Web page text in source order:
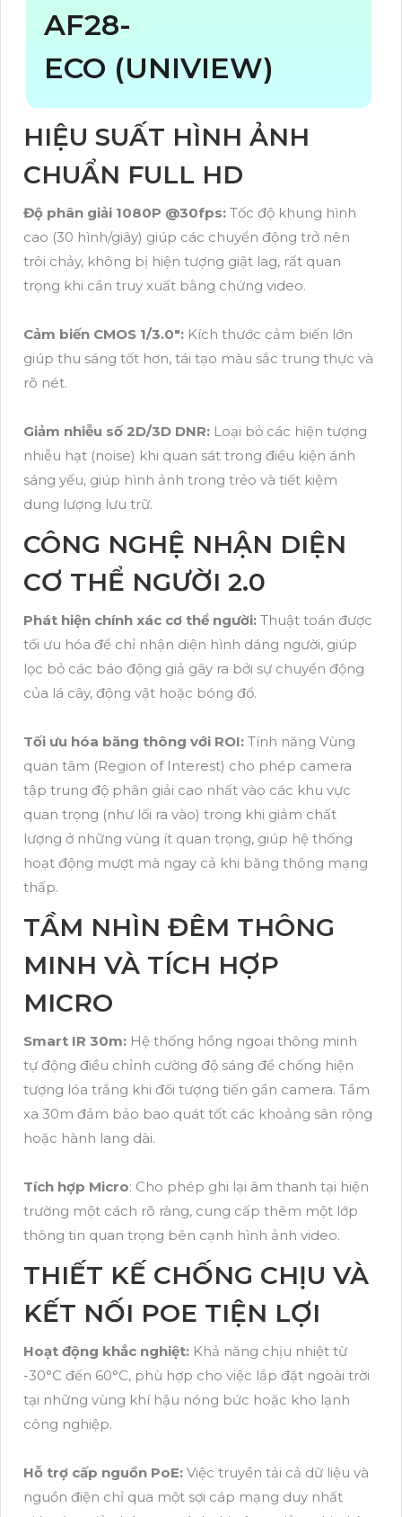
AF28-
ECO (UNIVIEW)
HIỆU SUẤT HÌNH ẢNH
CHUẨN FULL HD
Độ phân giải 1080P @30fps: Tốc độ khung hình
cao (30 hình/giây) giúp các chuyển động trở nên
trôi chảy, không bị hiện tượng giật lag, rất quan
trọng khi cần truy xuất bằng chứng video.
Cảm biến CMOS 1/3.0": Kích thước cảm biến lớn
giúp thu sáng tốt hơn, tái tạo màu sắc trung thực và
rõ nét.
Giảm nhiễu số 2D/3D DNR: Loại bỏ các hiện tượng
nhiễu hạt (noise) khi quan sát trong điều kiện ánh
sáng yếu, giúp hình ảnh trong trẻo và tiết kiệm
dung lượng lưu trữ.
CÔNG NGHỆ NHẬN DIỆN
CƠ THỂ NGƯỜI 2.0
Phát hiện chính xác cơ thể người: Thuật toán được
tối ưu hóa để chỉ nhận diện hình dáng người, giúp
lọc bỏ các báo động giả gây ra bởi sự chuyển động
của lá cây, động vật hoặc bóng đổ.
Tối ưu hóa băng thông với ROI: Tính năng Vùng
quan tâm (Region of Interest) cho phép camera
tập trung độ phân giải cao nhất vào các khu vực
quan trọng (như lối ra vào) trong khi giảm chất
lượng ở những vùng ít quan trọng, giúp hệ thống
hoạt động mượt mà ngay cả khi băng thông mạng
thấp.
TẦM NHÌN ĐÊM THÔNG
MINH VÀ TÍCH HỢP
MICRO
Smart IR 30m: Hệ thống hồng ngoại thông minh
tự động điều chỉnh cường độ sáng để chống hiện
tượng lóa trắng khi đối tượng tiến gần camera. Tầm
xa 30m đảm bảo bao quát tốt các khoảng sân rộng
hoặc hành lang dài.
Tích hợp Micro: Cho phép ghi lại âm thanh tại hiện
trường một cách rõ ràng, cung cấp thêm một lớp
thông tin quan trọng bên cạnh hình ảnh video.
THIẾT KẾ CHỐNG CHỊU VÀ
KẾT NỐI POE TIỆN LỢI
Hoạt động khắc nghiệt: Khả năng chịu nhiệt từ
-30°C đến 60°C, phù hợp cho việc lắp đặt ngoài trời
tại những vùng khí hậu nóng bức hoặc kho lạnh
công nghiệp.
Hỗ trợ cấp nguồn PoE: Việc truyền tải cả dữ liệu và
nguồn điện chỉ qua một sợi cáp mạng duy nhất